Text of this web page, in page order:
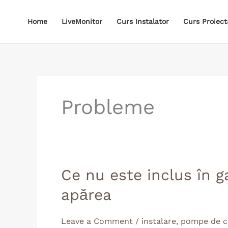
Home LiveMonitor Curs Instalator Curs
Probleme
Ce nu este inclus în
apărea
Leave a Comment / instalare, pompe de
Ce
nu
este
în